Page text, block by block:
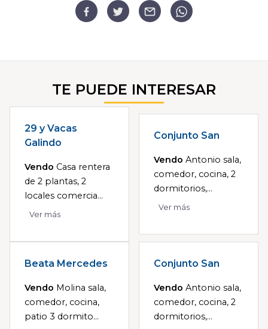
TE PUEDE INTERESAR
29 y Vacas
Galindo
Vendo Casa rentera
de 2 plantas, 2
locales comercia...
Ver más
Conjunto San
Vendo Antonio sala,
comedor, cocina, 2
dormitorios,...
Ver más
Beata Mercedes
Vendo Molina sala,
comedor, cocina,
patio 3 dormito...
Conjunto San
Vendo Antonio sala,
comedor, cocina, 2
dormitorios,...